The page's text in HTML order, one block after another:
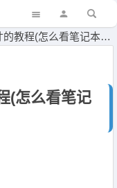
(怎么看笔记本电脑的尺寸)
(怎么看笔记